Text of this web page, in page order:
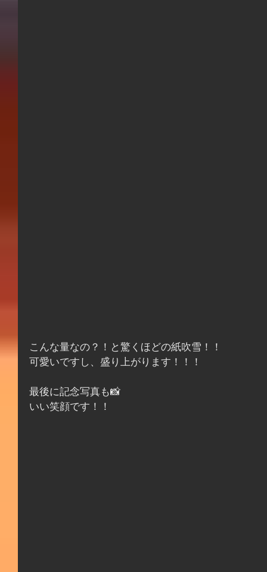
こんな量なの？！と驚くほどの紙吹雪！！
可愛いですし、盛り上がります！！！
最後に記念写真も📸
いい笑顔です！！